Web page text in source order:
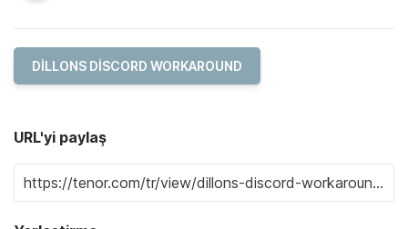
DILLONS DISCORD WORKAROUND
URL'yi paylaş